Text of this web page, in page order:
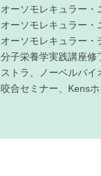
オーソモレキュラー
オーソモレキュラー
オーソモレキュラー
分子栄養学実践講座修
ストラ、ノーベルバ
咬合セミナー、Kens